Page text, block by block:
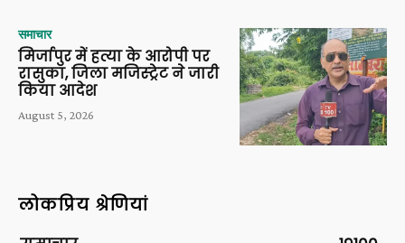
समाचार
मिर्जापुर में हत्या के आरोपी पर
रासुका, जिला मजिस्ट्रेट ने जारी
किया आदेश
August 5, 2026
लोकप्रिय श्रेणियां